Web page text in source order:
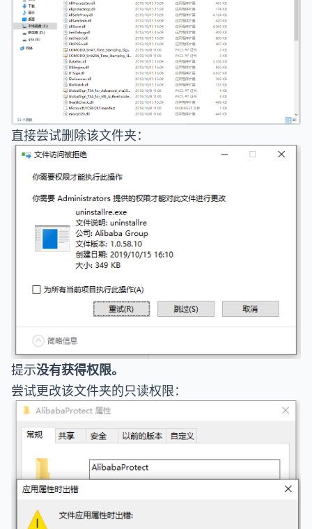
直接尝试删除该文件夹：
提示没有获得权限。
尝试更改该文件夹的只读权限：